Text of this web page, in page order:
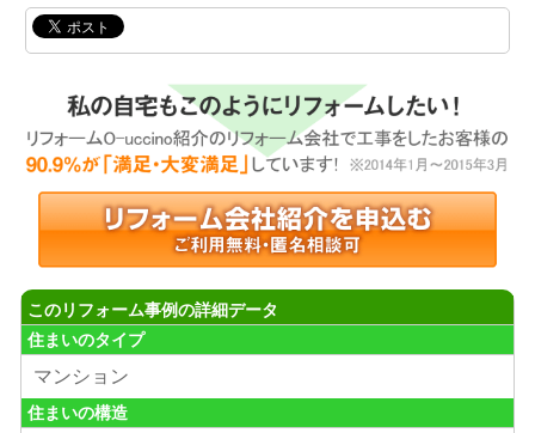
このリフォーム事例の詳細データ
住まいのタイプ
マンション
住まいの構造